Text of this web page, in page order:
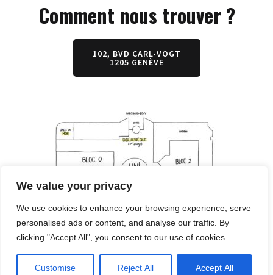
We value your privacy
We use cookies to enhance your browsing experience, serve
personalised ads or content, and analyse our traffic. By
clicking "Accept All", you consent to our use of cookies.
Customise Reject All Accept All
Comment nous trouver ?
102, BVD CARL-VOGT
1205 GENÈVE